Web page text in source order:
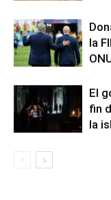
la
El
fin
la